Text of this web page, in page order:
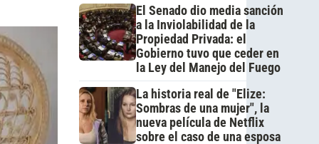
El Senado dio media sanción
a la Inviolabilidad de la
Propiedad Privada: el
Gobierno tuvo que ceder en
la Ley del Manejo del Fuego
La historia real de "Elize:
Sombras de una mujer", la
nueva película de Netflix
sobre el caso de una esposa